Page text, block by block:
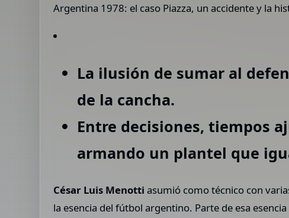
Argentina 1978: el caso Piazza, un accidente y la
La ilusión de sumar al
de la cancha.
Entre decisiones, tiempos
armando un plantel que
César Luis Menotti asumió como técnico con
la esencia del fútbol argentino. Parte de esa